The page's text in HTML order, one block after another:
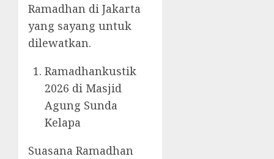
Ramadhan di Jakarta
yang sayang untuk
dilewatkan.
Ramadhankustik
2026 di Masjid
Agung Sunda
Kelapa
Suasana Ramadhan